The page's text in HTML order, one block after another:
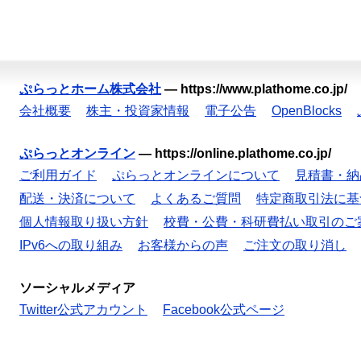
ぷらっとホーム株式会社 — https://www.plathome.co.jp/
会社概要
株主・投資家情報 電子公告 OpenBlocks
ぷらっとオンライン — https://online.plathome.co.jp/
ご利用ガイド
ぷらっとオンラインについて
見積書・
配送・決済について
よくあるご質問
特定商取引法に
個人情報取り扱い方針
校費・公費・科研費払い取引のご
IPv6への取り組み
お客様からの声 ご注文の取り消し
ソーシャルメディア
Twitter公式アカウント
Facebook公式ページ